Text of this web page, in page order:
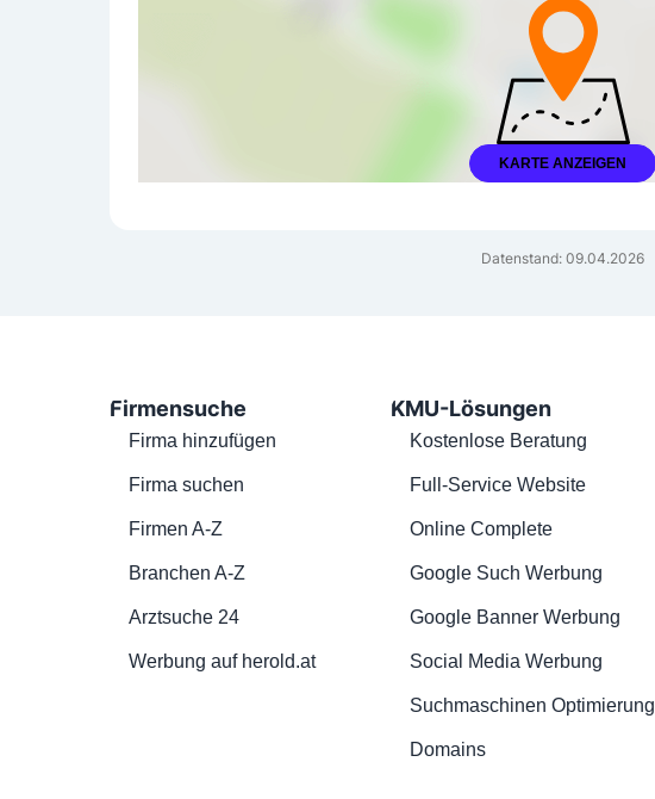
KARTE ANZEIGEN
Datenstand: 09.04.2026
Firmensuche
Firma hinzufügen
Firma suchen
Firmen A-Z
Branchen A-Z
Arztsuche 24
Werbung auf herold.at
KMU-Lösungen
Kostenlose Beratung
Full-Service Website
Online Complete
Google Such Werbung
Google Banner Werbung
Social Media Werbung
Suchmaschinen Optimierung
Domains